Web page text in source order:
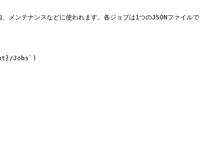
ンテナンスなどに使われます。各ジョブは1つのJSONファイルで
Jobs`)